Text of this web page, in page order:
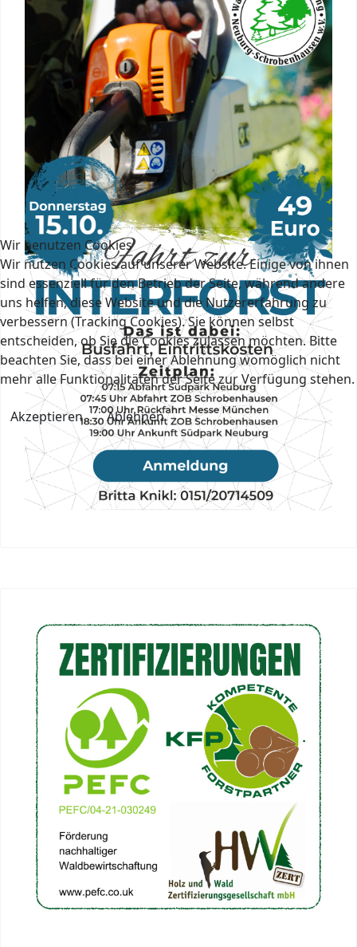
Wir benutzen Cookies
Wir nutzen Cookies auf unserer Website. Einige von ihnen
sind essenziell für den Betrieb der Seite, während andere
uns helfen, diese Website und die Nutzererfahrung zu
verbessern (Tracking Cookies). Sie können selbst
entscheiden, ob Sie die Cookies zulassen möchten. Bitte
beachten Sie, dass bei einer Ablehnung womöglich nicht
mehr alle Funktionalitäten der Seite zur Verfügung stehen.
Akzeptieren Ablehnen